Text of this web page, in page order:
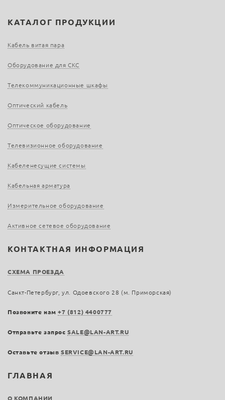
ГЛАВНАЯ
О КОМПАНИИ
КАТАЛОГ ПРОДУКЦИИ
Кабель витая пара
Оборудование для СКС
Телекоммуникационные шкафы
Оптический кабель
Оптическое оборудование
Телевизионное оборудование
Кабеленесущие системы
Кабельная арматура
Измерительное оборудование
Активное сетевое оборудование
КОНТАКТНАЯ ИНФОРМАЦИЯ
СХЕМА ПРОЕЗДА
Санкт-Петербург, ул. Одоевского 28 (м. Приморская)
Позвоните нам+7 (812) 4400777
Отправьте запросSALE@LAN-ART.RU
Оставьте отзыв SERVICE@LAN-ART.RU